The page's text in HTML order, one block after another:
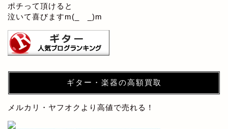
ポチって頂けると
泣いて喜びますm(_ _)m
ギター・楽器の高額買取
メルカリ・ヤフオクより高値で売れる！